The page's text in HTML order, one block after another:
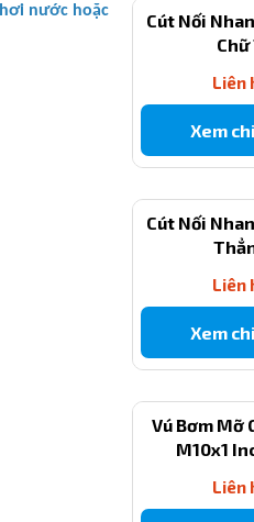
nước hoặc
Cút Nối
Chữ
Liên
Xem
Cút Nối
Liên
Xem
Vú Bơm Mỡ
M10x1
Liên